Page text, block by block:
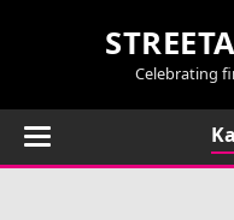
Celebrating